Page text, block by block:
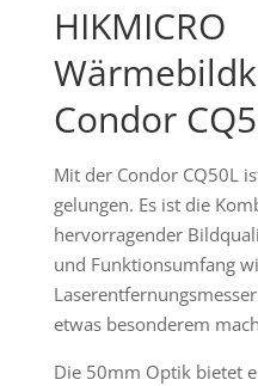
HIKMICRO
Condor
Mit der Condor CQ50L
gelungen. Es ist die
hervorragender
und Funktionsumfang
etwas besonderem
Die 50mm Optik bietet